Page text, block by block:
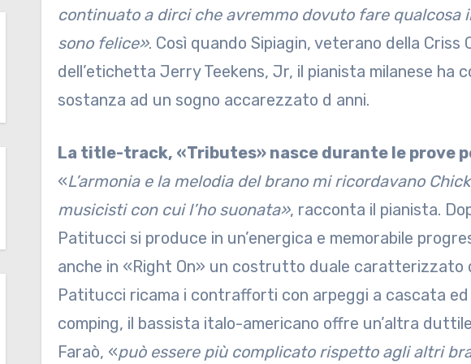
continuato a dirci che avremmo dovuto fare qualcosa
sono felice». Così quando Sipiagin, veterano della
dell’etichetta Jerry Teekens, Jr, il pianista milanese ha
sostanza ad un sogno accarezzato d anni.
La title-track, «Tributes» nasce durante le prove
«L’armonia e la melodia del brano mi ricordavano
musicisti con cui l’ho suonata», racconta il pianista.
Patitucci si produce in un’energica e memorabile
anche in «Right On» un costrutto duale caratterizzato
Patitucci ricama i contrafforti con arpeggi a cascata
comping, il bassista italo-americano offre un’altra
Faraò, «può essere più complicato rispetto agli altri